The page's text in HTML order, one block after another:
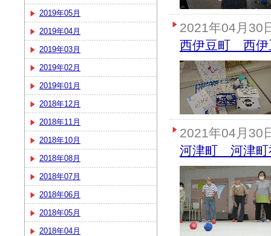
2019年05月
2019年04月
2019年03月
2019年02月
2019年01月
2018年12月
2018年11月
2018年10月
2018年08月
2018年07月
2018年06月
2018年05月
2018年04月
2021年04月30
西伊豆町 西伊
2021年04月30
河津町 河津町